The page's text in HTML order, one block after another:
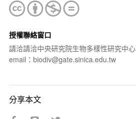
授權聯絡窗口
請洽請洽中央研究院生物多樣性研究中心
email：biodiv@gate.sinica.edu.tw
分享本文